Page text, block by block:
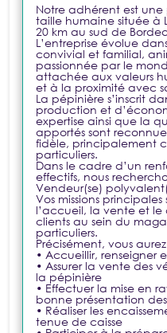
Notre adhérent est
taille humaine située à
20 km au sud de
L’entreprise évolue
convivial et familial,
passionnée par le
attachée aux valeurs
et à la proximité avec
La pépinière s’inscrit
production et
expertise ainsi que la
apportés sont
fidèle, principalement
particuliers.
Dans le cadre d’un
effectifs, nous
Vendeur(se)
Vos missions
l’accueil, la vente et le
clients au sein du
particuliers.
Précisément, vous
• Accueillir, renseigner
• Assurer la vente des
la pépinière
• Effectuer la mise en
bonne présentation
• Réaliser les
tenue de caisse